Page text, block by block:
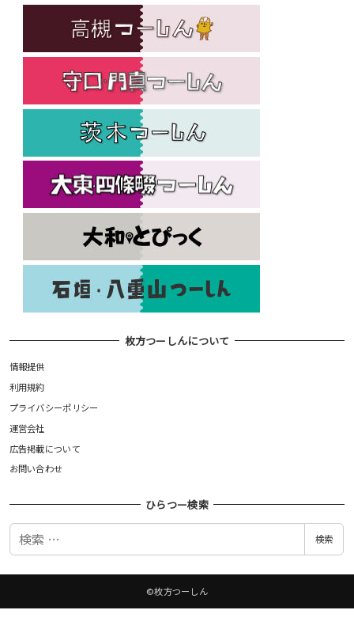
枚方つーしんについて
情報提供
利用規約
プライバシーポリシー
運営会社
広告掲載について
お問い合わせ
ひらつー検索
検
検索
©枚方つーしん